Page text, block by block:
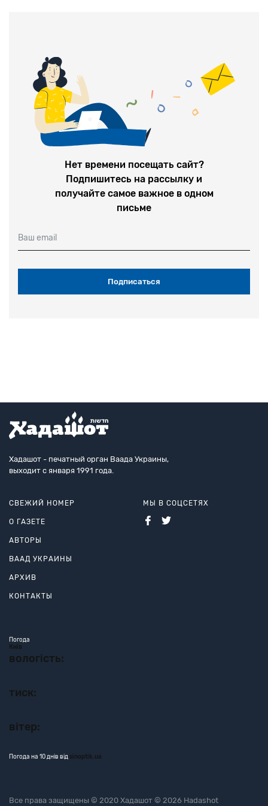
Нет времени посещать сайт?
Подпишитесь на рассылку и
получайте самое важное в одном
письме
Ваш email
Хадашот - печатный орган Ваада Украины,
выходит с января 1991 года.
СВЕЖИЙ НОМЕР
О ГАЗЕТЕ
АВТОРЫ
ВААД УКРАИНЫ
АРХИВ
КОНТАКТЫ
МЫ В СОЦСЕТЯХ
Погода
Київ
вологість:
тиск:
вітер:
Погода на 10 днів від sinoptik.ua
Все права защищены © 2020 Хадашот © 2026 Hadashot